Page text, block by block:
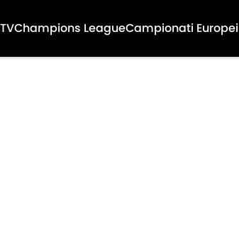
Champions LeagueCampionati Europei